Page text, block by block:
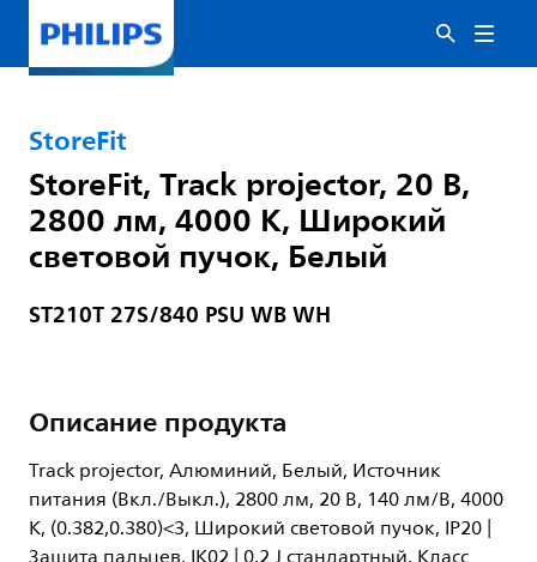
StoreFit
StoreFit, Track projector, 20 В,
2800 лм, 4000 K, Широкий
световой пучок, Белый
ST210T 27S/840 PSU WB WH
Описание продукта
Track projector, Алюминий, Белый, Источник
питания (Вкл./Выкл.), 2800 лм, 20 В, 140 лм/В, 4000
K, (0.382,0.380)<3, Широкий световой пучок, IP20 |